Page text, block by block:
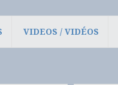
VIDEOS / VIDÉOS